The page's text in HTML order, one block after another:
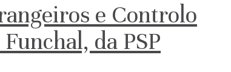
e Controlo
da PSP